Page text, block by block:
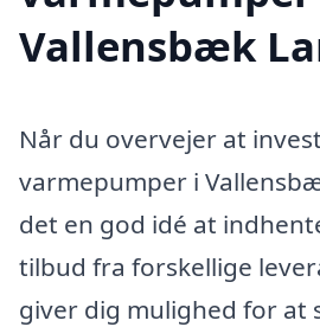
Vallensbæk
Når du overvejer at
varmepumper i
det en god idé at
tilbud fra forskellige
giver dig mulighed for at